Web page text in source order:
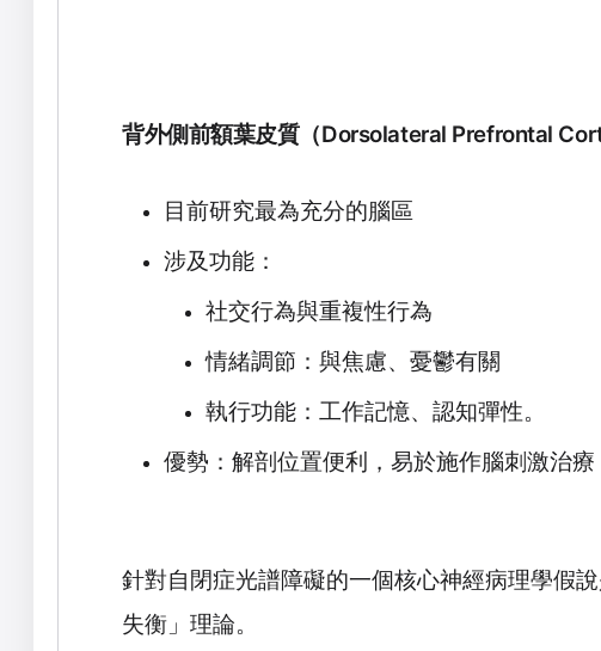
背外側前額葉皮質（Dorsolateral Prefrontal
目前研究最為充分的腦區
涉及功能：
社交行為與重複性行為
情緒調節：與焦慮、憂鬱有關
執行功能：工作記憶、認知彈性。
優勢：解剖位置便利，易於施作腦刺激治療
針對自閉症光譜障礙的一個核心神經病理學假
失衡」理論。